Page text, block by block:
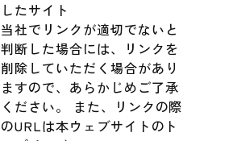
したサイト
当社でリンクが適切でないと
判断した場合には、リンクを
削除していただく場合があり
ますので、あらかじめご了承
ください。 また、リンクの際
のURLは本ウェブサイトのト